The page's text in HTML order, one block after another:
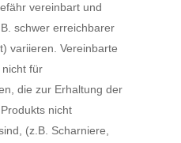
vereinbart und
schwer erreichbarer
variieren. Vereinbarte
nicht für
die zur Erhaltung der
nicht
(z.B. Scharniere,